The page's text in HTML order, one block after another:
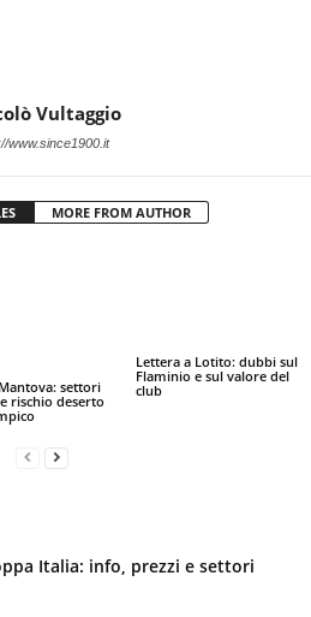
Vultaggio
www.since1900.it
MORE FROM AUTHOR
settori
rischio deserto
Lettera a Lotito: dubbi sul
Flaminio e sul valore del
club
Italia: info, prezzi e settori